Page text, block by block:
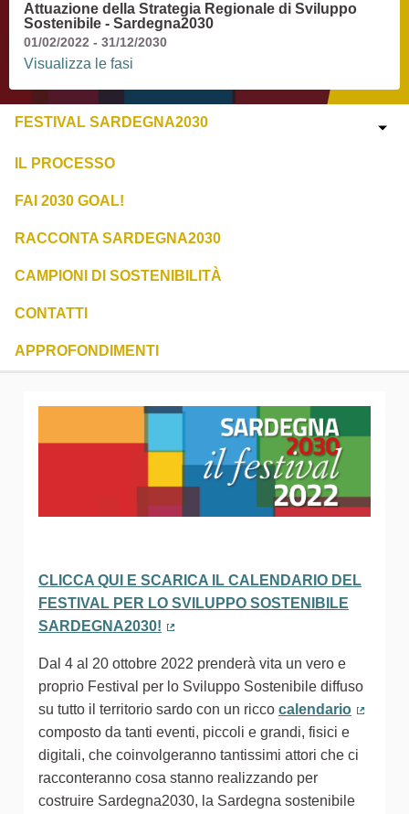
Attuazione della Strategia Regionale di Sviluppo
Sostenibile - Sardegna2030
01/02/2022 - 31/12/2030
Visualizza le fasi
FESTIVAL SARDEGNA2030
IL PROCESSO
FAI 2030 GOAL!
RACCONTA SARDEGNA2030
CAMPIONI DI SOSTENIBILITÀ
CONTATTI
APPROFONDIMENTI
CLICCA QUI E SCARICA IL CALENDARIO DEL
FESTIVAL PER LO SVILUPPO SOSTENIBILE
SARDEGNA2030!
Dal 4 al 20 ottobre 2022 prenderà vita un vero e
proprio Festival per lo Sviluppo Sostenibile diffuso
su tutto il territorio sardo con un ricco calendario
composto da tanti eventi, piccoli e grandi, fisici e
digitali, che coinvolgeranno tantissimi attori che ci
racconteranno cosa stanno realizzando per
costruire Sardegna2030, la Sardegna sostenibile